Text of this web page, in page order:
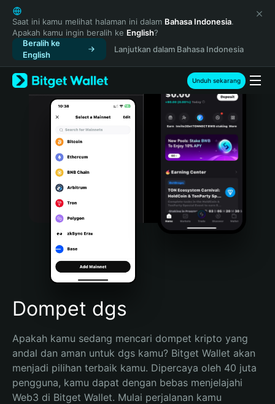
English
日本語
Tiếng Việt
Русский
Español (Latinoamérica)
Türkçe
Italiano
Português (Portugal)
Bahasa Indonesia
Português (Brasil)
Español (Argentina)
Saat ini kamu melihat halaman ini dalam Bahasa Indonesia.
Apakah kamu ingin beralih ke English?
Beralih ke
English
Lanjutkan dalam Bahasa Indonesia
Unduh sekarang
Dompet dgs
Apakah kamu sedang mencari dompet kripto yang
andal dan aman untuk dgs kamu? Bitget Wallet akan
menjadi pilihan terbaik kamu. Dipercaya oleh 40 juta
pengguna, kamu dapat dengan bebas menjelajahi
Web3 di Bitget Wallet. Mulai perjalanan kamu